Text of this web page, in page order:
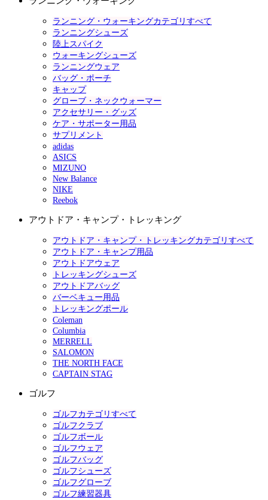
ランニング・ウォーキングカテゴリすべて
ランニングシューズ
陸上スパイク
ウォーキングシューズ
ランニングウェア
バッグ・ポーチ
キャップ
グローブ・ネックウォーマー
アクセサリー・グッズ
ケア・サポーター用品
サプリメント
adidas
ASICS
MIZUNO
New Balance
NIKE
Reebok
アウトドア・キャンプ・トレッキング
アウトドア・キャンプ・トレッキングカテゴリすべて
アウトドア・キャンプ用品
アウトドアウェア
トレッキングシューズ
アウトドアバッグ
バーベキュー用品
トレッキングポール
Coleman
Columbia
MERRELL
SALOMON
THE NORTH FACE
CAPTAIN STAG
ゴルフ
ゴルフカテゴリすべて
ゴルフクラブ
ゴルフボール
ゴルフウェア
ゴルフバッグ
ゴルフシューズ
ゴルフグローブ
ゴルフ練習器具